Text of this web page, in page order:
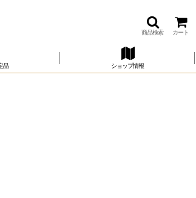
商品検索 カート
品 ショップ情報